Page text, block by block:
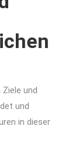
und
und
in dieser